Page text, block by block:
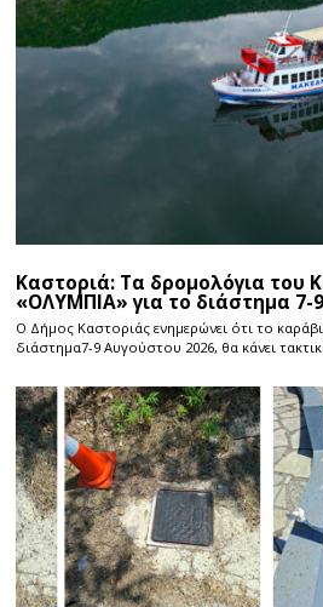
Καστοριά: Τα δρομολόγια του
«ΟΛΥΜΠΙΑ» για το διάστημα 7-
Ο Δήμος Καστοριάς ενημερώνει ότι το
διάστημα7-9 Αυγούστου 2026, θα κάνει